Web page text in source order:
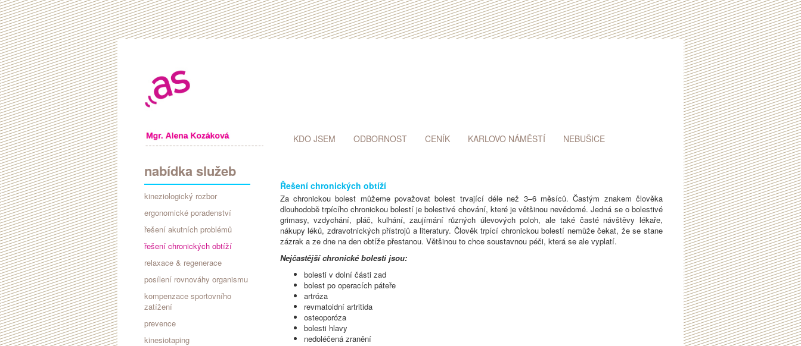
KDO JSEM ODBORNOST CENÍK KARLOVO NÁMĚSTÍ NEBUŠICE
Řešení chronických obtíží
Za chronickou bolest můžeme považovat bolest trvající déle než 3–6 měsíců. Častým znakem člověka
dlouhodobě trpícího chronickou bolestí je bolestivé chování, které je většinou nevědomé. Jedná se o bolestivé
grimasy, vzdychání, pláč, kulhání, zaujímání různých úlevových poloh, ale také časté návštěvy lékaře,
nákupy léků, zdravotnických přístrojů a literatury. Člověk trpící chronickou bolestí nemůže čekat, že se stane
zázrak a ze dne na den obtíže přestanou. Většinou to chce soustavnou péči, která se ale vyplatí.
Nejčastější chronické bolesti jsou:
bolesti v dolní části zad
bolest po operacích páteře
artróza
revmatoidní artritida
osteoporóza
bolesti hlavy
nedoléčená zranění
nabídka služeb
kineziologický rozbor
ergonomické poradenství
řešení akutních problémů
řešení chronických obtíží
relaxace & regenerace
posílení rovnováhy organismu
kompenzace sportovního
zatížení
prevence
kinesiotaping